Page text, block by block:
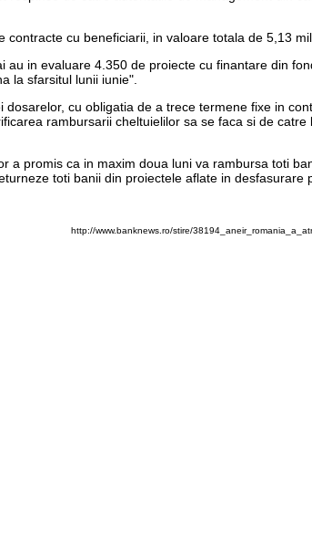
cu beneficiarii, in valoare totala de 5,13
au in evaluare 4.350 de proiecte cu finantare din
la sfarsitul lunii iunie".
cu obligatia de a trece termene fixe in
rambursarii cheltuielilor sa se faca si de
a promis ca in maxim doua luni va rambursa toti
toti banii din proiectele aflate in desfasurare
http://www.banknews.ro/stire/